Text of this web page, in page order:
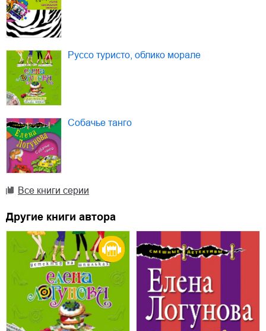
Руссо туристо, облико морале
Собачье танго
Все книги серии
Другие книги автора